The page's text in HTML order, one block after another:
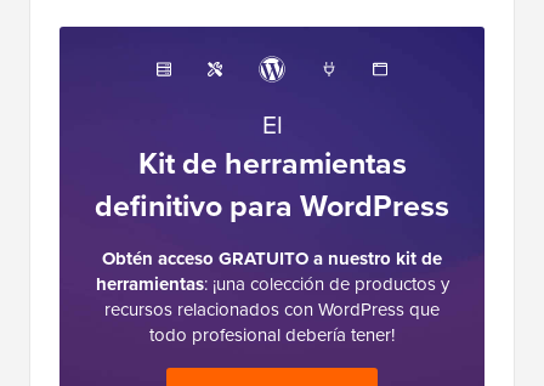
El
Kit de herramientas
definitivo para WordPress
Obtén acceso GRATUITO a nuestro kit de
herramientas: ¡una colección de productos y
recursos relacionados con WordPress que
todo profesional debería tener!